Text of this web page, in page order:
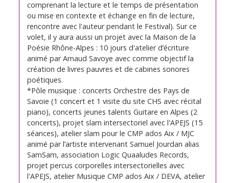
comprenant la lecture et le temps de présentation
ou mise en contexte et échange en fin de lecture,
rencontre avec l'auteur pendant le Festival). Sur ce
volet, il y aura aussi un projet avec la Maison de la
Poésie Rhône-Alpes : 10 jours d'atelier d’écriture
animé par Arnaud Savoye avec comme objectif la
création de livres pauvres et de cabines sonores
poétiques.
*Pôle musique : concerts Orchestre des Pays de
Savoie (1 concert et 1 visite du site CHS avec récital
piano), concerts jeunes talents Guitare en Alpes (2
concerts), projet slam intersectoriel avec l'APEJS (15
séances), atelier slam pour le CMP ados Aix / MJC
animé par l’artiste intervenant Samuel Jourdan alias
SamSam, association Logic Quaaludes Records,
projet percus corporelles intersectorielles avec
l'APEJS, atelier Musique CMP ados Aix / DEVA, atelier